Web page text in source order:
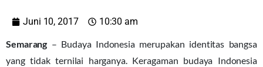
Juni 10, 2017
10:30 am
Semarang – Budaya Indonesia merupakan identitas bangsa
yang tidak ternilai harganya. Keragaman budaya Indonesia